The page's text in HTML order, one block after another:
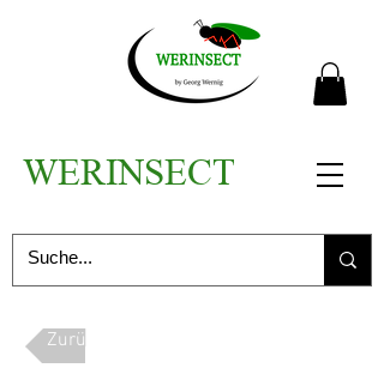
WERINSECT
Zurück